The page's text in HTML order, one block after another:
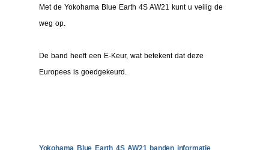
Met de Yokohama Blue Earth 4S AW21 kunt u veilig de
weg op.
De band heeft een E-Keur, wat betekent dat deze
Europees is goedgekeurd.
Yokohama Blue Earth 4S AW21 banden informatie